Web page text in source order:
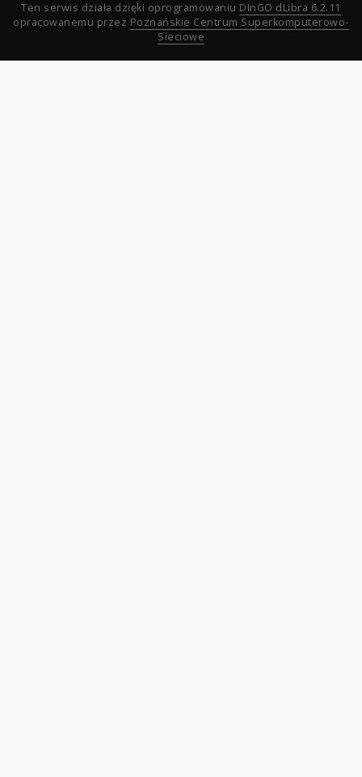
Ten serwis działa dzięki oprogramowaniu DInGO dLibra 6.2.11
opracowanemu przez Poznańskie Centrum Superkomputerowo-
Sieciowe